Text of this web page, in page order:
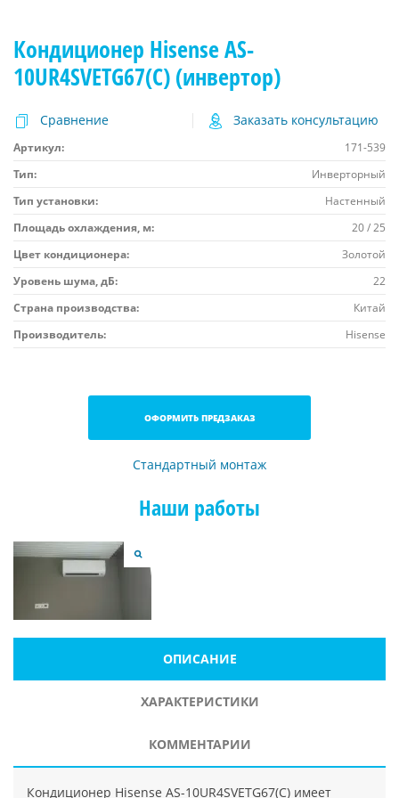
Кондиционер Hisense AS-
10UR4SVETG67(C) (инвертор)
Сравнение Заказать консультацию
Артикул:
171-539
Тип:
Инверторный
Тип установки:
Настенный
Площадь охлаждения, м:
20 / 25
Цвет кондиционера:
Золотой
Уровень шума, дБ:
22
Страна производства:
Китай
Производитель:
Hisense
ОФОРМИТЬ ПРЕДЗАКАЗ
Стандартный монтаж
Наши работы
ОПИСАНИЕ
ХАРАКТЕРИСТИКИ
КОММЕНТАРИИ
Кондиционер Hisense AS-10UR4SVETG67(C) имеет